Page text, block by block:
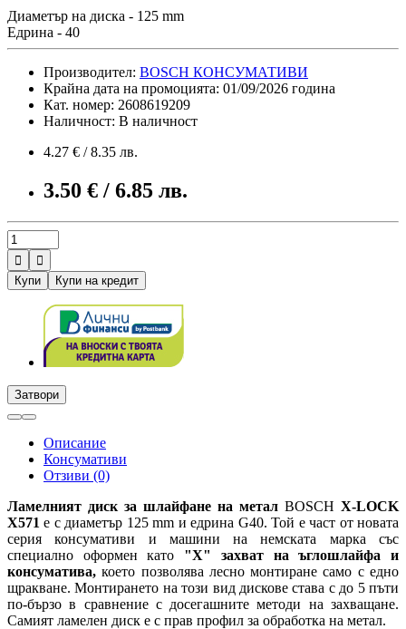
Диаметър на диска - 125 mm
Едрина - 40
Производител: BOSCH КОНСУМАТИВИ
Крайна дата на промоцията: 01/09/2026 година
Кат. номер: 2608619209
Наличност: В наличност
4.27 € / 8.35 лв.
3.50 € / 6.85 лв.


Купи
Купи на кредит
Затвори
Описание
Консумативи
Отзиви (0)
Ламелният диск за шлайфане на метал BOSCH X-LOCK
X571 е с диаметър 125 mm и едрина G40. Той е част от новата
серия консумативи и машини на немската марка със
специално оформен като "X" захват на ъглошлайфа и
консуматива, което позволява лесно монтиране само с едно
щракване. Монтирането на този вид дискове става с до 5 пъти
по-бързо в сравнение с досегашните методи на захващане.
Самият ламелен диск е с прав профил за обработка на метал.